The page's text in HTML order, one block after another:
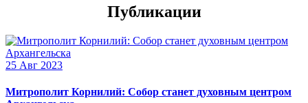
Публикации
25 Авг 2023
Митрополит Корнилий: Собор станет духовным центром